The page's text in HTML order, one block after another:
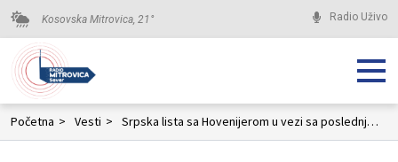
Kosovska Mitrovica, 21 ° Radio Uživo
Početna > Vesti > Srpska lista sa Hovenijerom u vezi sa poslednjom odlukom Prištine